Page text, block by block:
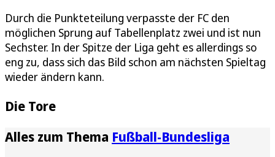
Durch die Punkteteilung verpasste der FC den
möglichen Sprung auf Tabellenplatz zwei und ist nun
Sechster. In der Spitze der Liga geht es allerdings so
eng zu, dass sich das Bild schon am nächsten Spieltag
wieder ändern kann.
Die Tore
Alles zum Thema Fußball-Bundesliga